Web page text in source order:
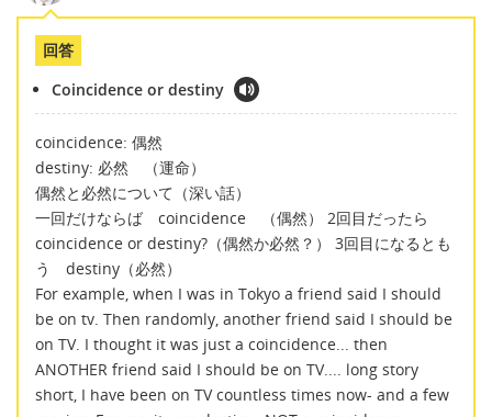
回答
Coincidence or destiny
coincidence: 偶然
destiny: 必然 （運命）
偶然と必然について（深い話）
一回だけならば coincidence （偶然） 2回目だったら
coincidence or destiny?（偶然か必然？） 3回目になるとも
う destiny（必然）
For example, when I was in Tokyo a friend said I should
be on tv. Then randomly, another friend said I should be
on TV. I thought it was just a coincidence... then
ANOTHER friend said I should be on TV.... long story
short, I have been on TV countless times now- and a few